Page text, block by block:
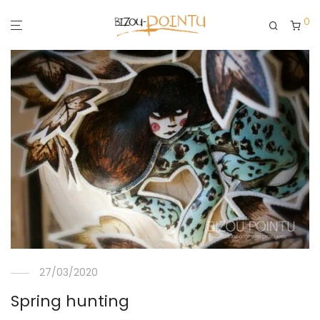
0
27/03/2020
Spring hunting